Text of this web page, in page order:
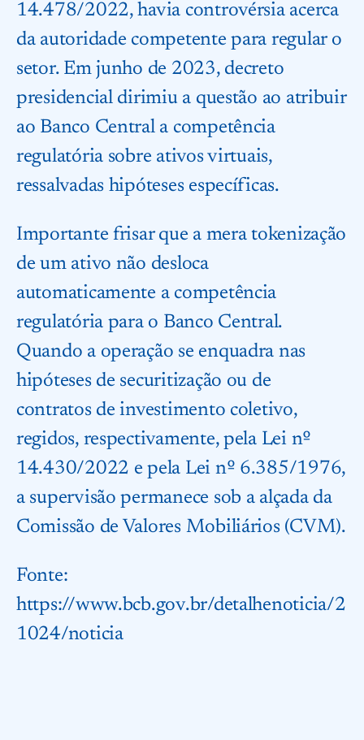
14.478/2022, havia controvérsia acerca
da autoridade competente para regular o
setor. Em junho de 2023, decreto
presidencial dirimiu a questão ao atribuir
ao Banco Central a competência
regulatória sobre ativos virtuais,
ressalvadas hipóteses específicas.
Importante frisar que a mera tokenização
de um ativo não desloca
automaticamente a competência
regulatória para o Banco Central.
Quando a operação se enquadra nas
hipóteses de securitização ou de
contratos de investimento coletivo,
regidos, respectivamente, pela Lei nº
14.430/2022 e pela Lei nº 6.385/1976,
a supervisão permanece sob a alçada da
Comissão de Valores Mobiliários (CVM).
Fonte:
https://www.bcb.gov.br/detalhenoticia/2
1024/noticia